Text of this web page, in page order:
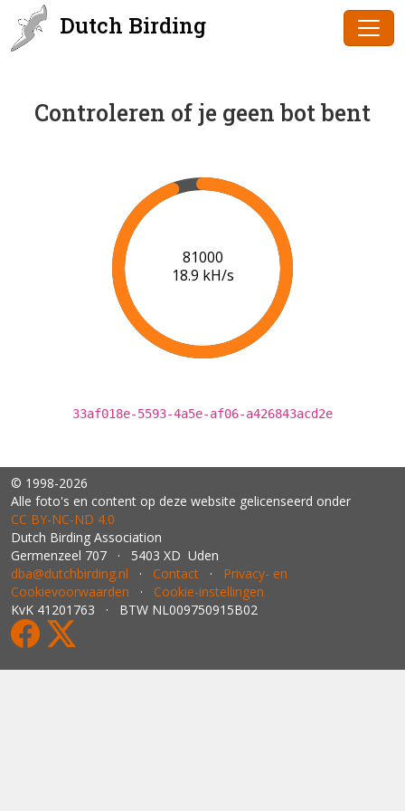
Dutch Birding
Controleren of je geen bot bent
83000
19.1 kH/s
33af018e-5593-4a5e-af06-a426843acd2e
© 1998-2026
Alle foto's en content op deze website gelicenseerd onder
CC BY‑NC‑ND 4.0
Dutch Birding Association
Germenzeel 707 · 5403 XD Uden
dba@dutchbirding.nl · Contact · Privacy- en
Cookievoorwaarden · Cookie-instellingen
KvK 41201763 · BTW NL009750915B02